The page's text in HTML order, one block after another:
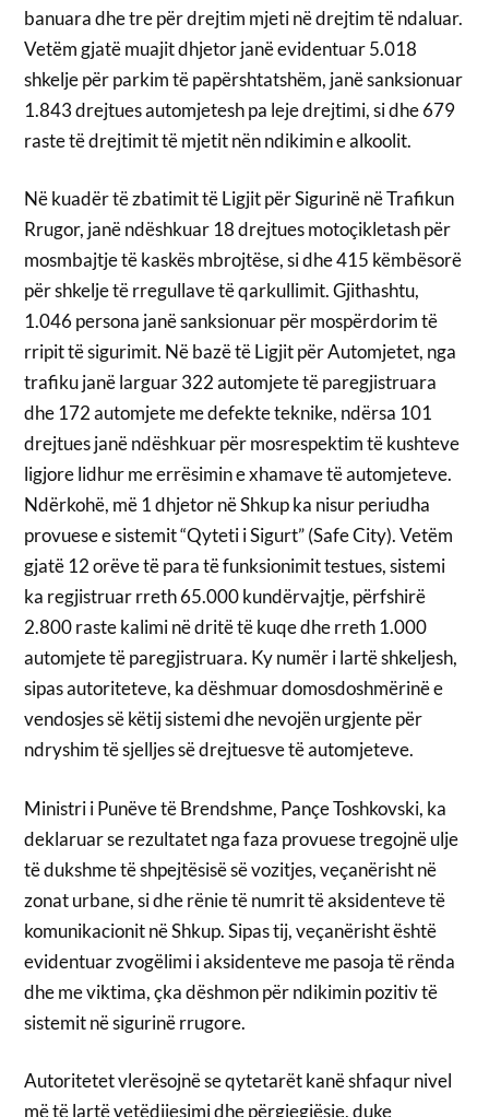
banuara dhe tre për drejtim mjeti në drejtim të ndaluar.
Vetëm gjatë muajit dhjetor janë evidentuar 5.018
shkelje për parkim të papërshtatshëm, janë sanksionuar
1.843 drejtues automjetesh pa leje drejtimi, si dhe 679
raste të drejtimit të mjetit nën ndikimin e alkoolit.
Në kuadër të zbatimit të Ligjit për Sigurinë në Trafikun
Rrugor, janë ndëshkuar 18 drejtues motoçikletash për
mosmbajtje të kaskës mbrojtëse, si dhe 415 këmbësorë
për shkelje të rregullave të qarkullimit. Gjithashtu,
1.046 persona janë sanksionuar për mospërdorim të
rripit të sigurimit. Në bazë të Ligjit për Automjetet, nga
trafiku janë larguar 322 automjete të paregjistruara
dhe 172 automjete me defekte teknike, ndërsa 101
drejtues janë ndëshkuar për mosrespektim të kushteve
ligjore lidhur me errësimin e xhamave të automjeteve.
Ndërkohë, më 1 dhjetor në Shkup ka nisur periudha
provuese e sistemit “Qyteti i Sigurt” (Safe City). Vetëm
gjatë 12 orëve të para të funksionimit testues, sistemi
ka regjistruar rreth 65.000 kundërvajtje, përfshirë
2.800 raste kalimi në dritë të kuqe dhe rreth 1.000
automjete të paregjistruara. Ky numër i lartë shkeljesh,
sipas autoriteteve, ka dëshmuar domosdoshmërinë e
vendosjes së këtij sistemi dhe nevojën urgjente për
ndryshim të sjelljes së drejtuesve të automjeteve.
Ministri i Punëve të Brendshme, Pançe Toshkovski, ka
deklaruar se rezultatet nga faza provuese tregojnë ulje
të dukshme të shpejtësisë së vozitjes, veçanërisht në
zonat urbane, si dhe rënie të numrit të aksidenteve të
komunikacionit në Shkup. Sipas tij, veçanërisht është
evidentuar zvogëlimi i aksidenteve me pasoja të rënda
dhe me viktima, çka dëshmon për ndikimin pozitiv të
sistemit në sigurinë rrugore.
Autoritetet vlerësojnë se qytetarët kanë shfaqur nivel
më të lartë vetëdijesimi dhe përgjegjësie, duke